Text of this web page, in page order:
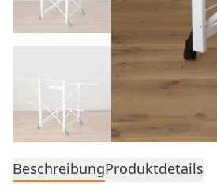
BeschreibungProduktdetails